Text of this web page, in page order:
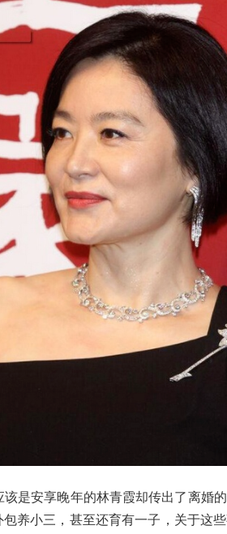
是安享晚年的林青霞却传出了离婚
养小三，甚至还育有一子，关于这